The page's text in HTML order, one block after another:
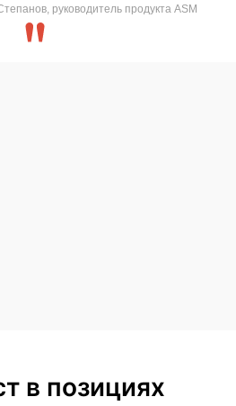
руководитель продукта ASM
в позициях